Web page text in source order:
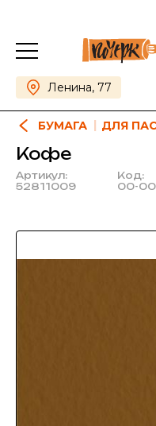
Ленина, 77
БУМАГА ДЛЯ
Кофе
Артикул:
52811009
Код:
00-